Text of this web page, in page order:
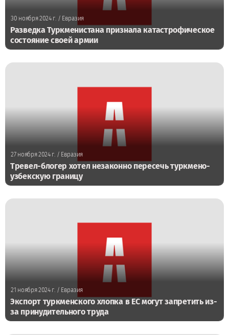
30 ноября 2024 г./ Евразия
Разведка Туркменистана признала катастрофическое
состояние своей армии
27 ноября 2024 г. / Евразия
Тревел-блогер хотел незаконно пересечь туркмено-
узбекскую границу
21 ноября 2024 г./ Евразия
Экспорт туркменского хлопка в ЕС могут запретить из-
за принудительного труда